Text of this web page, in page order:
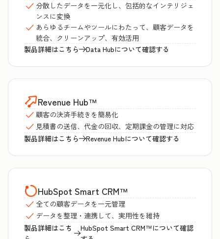
分散したデータを一元化し、包括的なインテリジェ
ンスに変換
あらゆるチームやツールにわたって、顧客データを
統合、クリーンアップ、有効活用
製品詳細はこちら
Data Hubについて確認する
Revenue Hub™
顧客の決済手続きを簡易化
見積書の送信、代金の回収、定期課金の管理に対応
製品詳細はこちら
Revenue Hubについて確認する
HubSpot Smart CRM™
全ての顧客データを一元管理
データを整理・連携して、実用性を維持
製品詳細はこち
HubSpot Smart CRM™について確認